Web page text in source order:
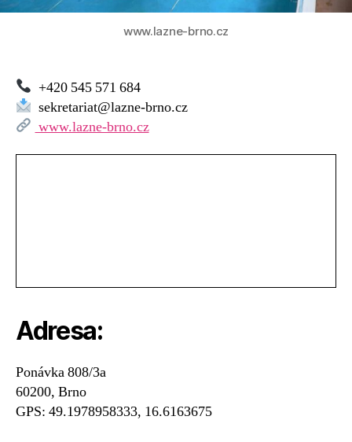
www.lazne-brno.cz
+420 545 571 684
sekretariat@lazne-brno.cz
www.lazne-brno.cz
Adresa:
Ponávka 808/3a
60200, Brno
GPS: 49.1978958333, 16.6163675